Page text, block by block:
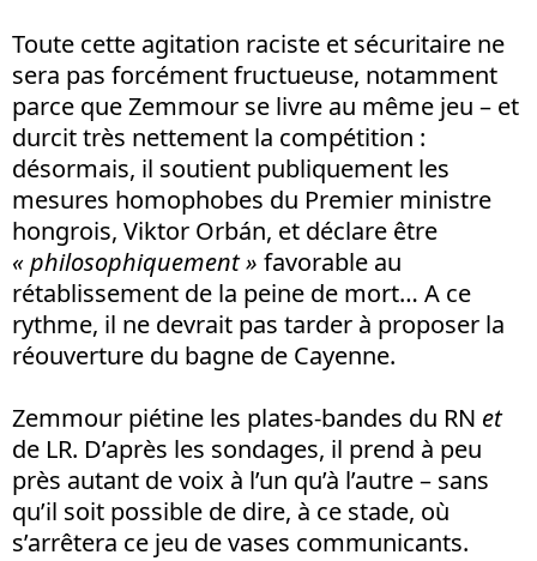
Toute cette agitation raciste et sécuritaire ne
sera pas forcément fructueuse, notamment
parce que Zemmour se livre au même jeu – et
durcit très nettement la compétition :
désormais, il soutient publiquement les
mesures homophobes du Premier ministre
hongrois, Viktor Orbán, et déclare être
« philosophiquement » favorable au
rétablissement de la peine de mort… A ce
rythme, il ne devrait pas tarder à proposer la
réouverture du bagne de Cayenne.
Zemmour piétine les plates-bandes du RN et
de LR. D’après les sondages, il prend à peu
près autant de voix à l’un qu’à l’autre – sans
qu’il soit possible de dire, à ce stade, où
s’arrêtera ce jeu de vases communicants.